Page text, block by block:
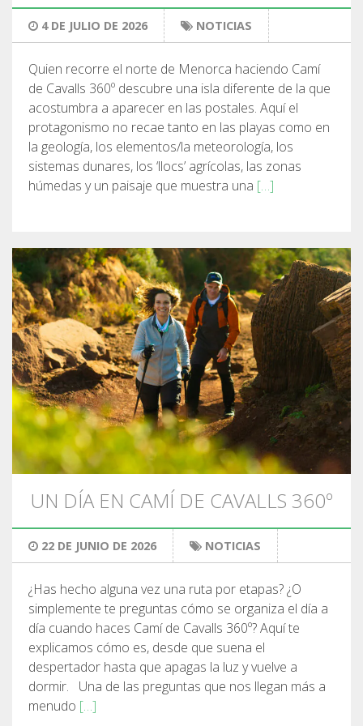
7 ETAPAS
6 ETAPAS
5 ETAPAS
4 ETAPAS
NORMAS Y CRITERIOS DE VALIDACIÓN
RÁNKING
SERVICIO DE ASISTENCIA
ENVÍA UN INTENTO
SERVICIOS INCLUIDOS
ALOJAMIENTO
EXTRAS
REGLAMENTO
4 DE JULIO DE 2026 NOTICIAS
Quien recorre el norte de Menorca haciendo Camí
de Cavalls 360º descubre una isla diferente de la que
acostumbra a aparecer en las postales. Aquí el
protagonismo no recae tanto en las playas como en
la geología, los elementos/la meteorología, los
sistemas dunares, los ‘llocs’ agrícolas, las zonas
húmedas y un paisaje que muestra una […]
UN DÍA EN CAMÍ DE CAVALLS 360º
22 DE JUNIO DE 2026 NOTICIAS
¿Has hecho alguna vez una ruta por etapas? ¿O
simplemente te preguntas cómo se organiza el día a
día cuando haces Camí de Cavalls 360º? Aquí te
explicamos cómo es, desde que suena el
despertador hasta que apagas la luz y vuelve a
dormir. Una de las preguntas que nos llegan más a
menudo […]